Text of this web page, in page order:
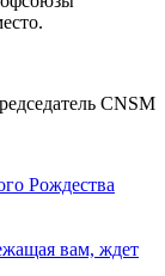
CNSM
Рождества
вам, ждет